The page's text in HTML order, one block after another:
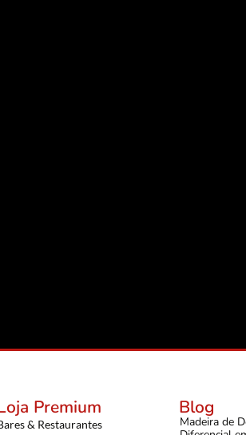
Premium
& Restaurantes
Blog
Madeira de